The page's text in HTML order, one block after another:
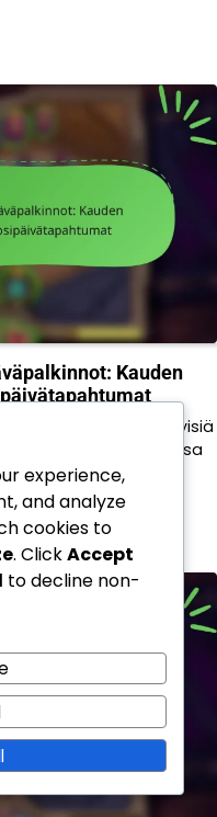
Kauden
pelaajille erityisiä
teemoitetuissa
experience,
and analyze
cookies to
. ClickAccept
to decline non-